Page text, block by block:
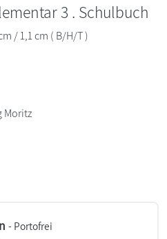
3 . Schulbuch
/ 1,1 cm ( B/H/T )
Moritz
- Portofrei